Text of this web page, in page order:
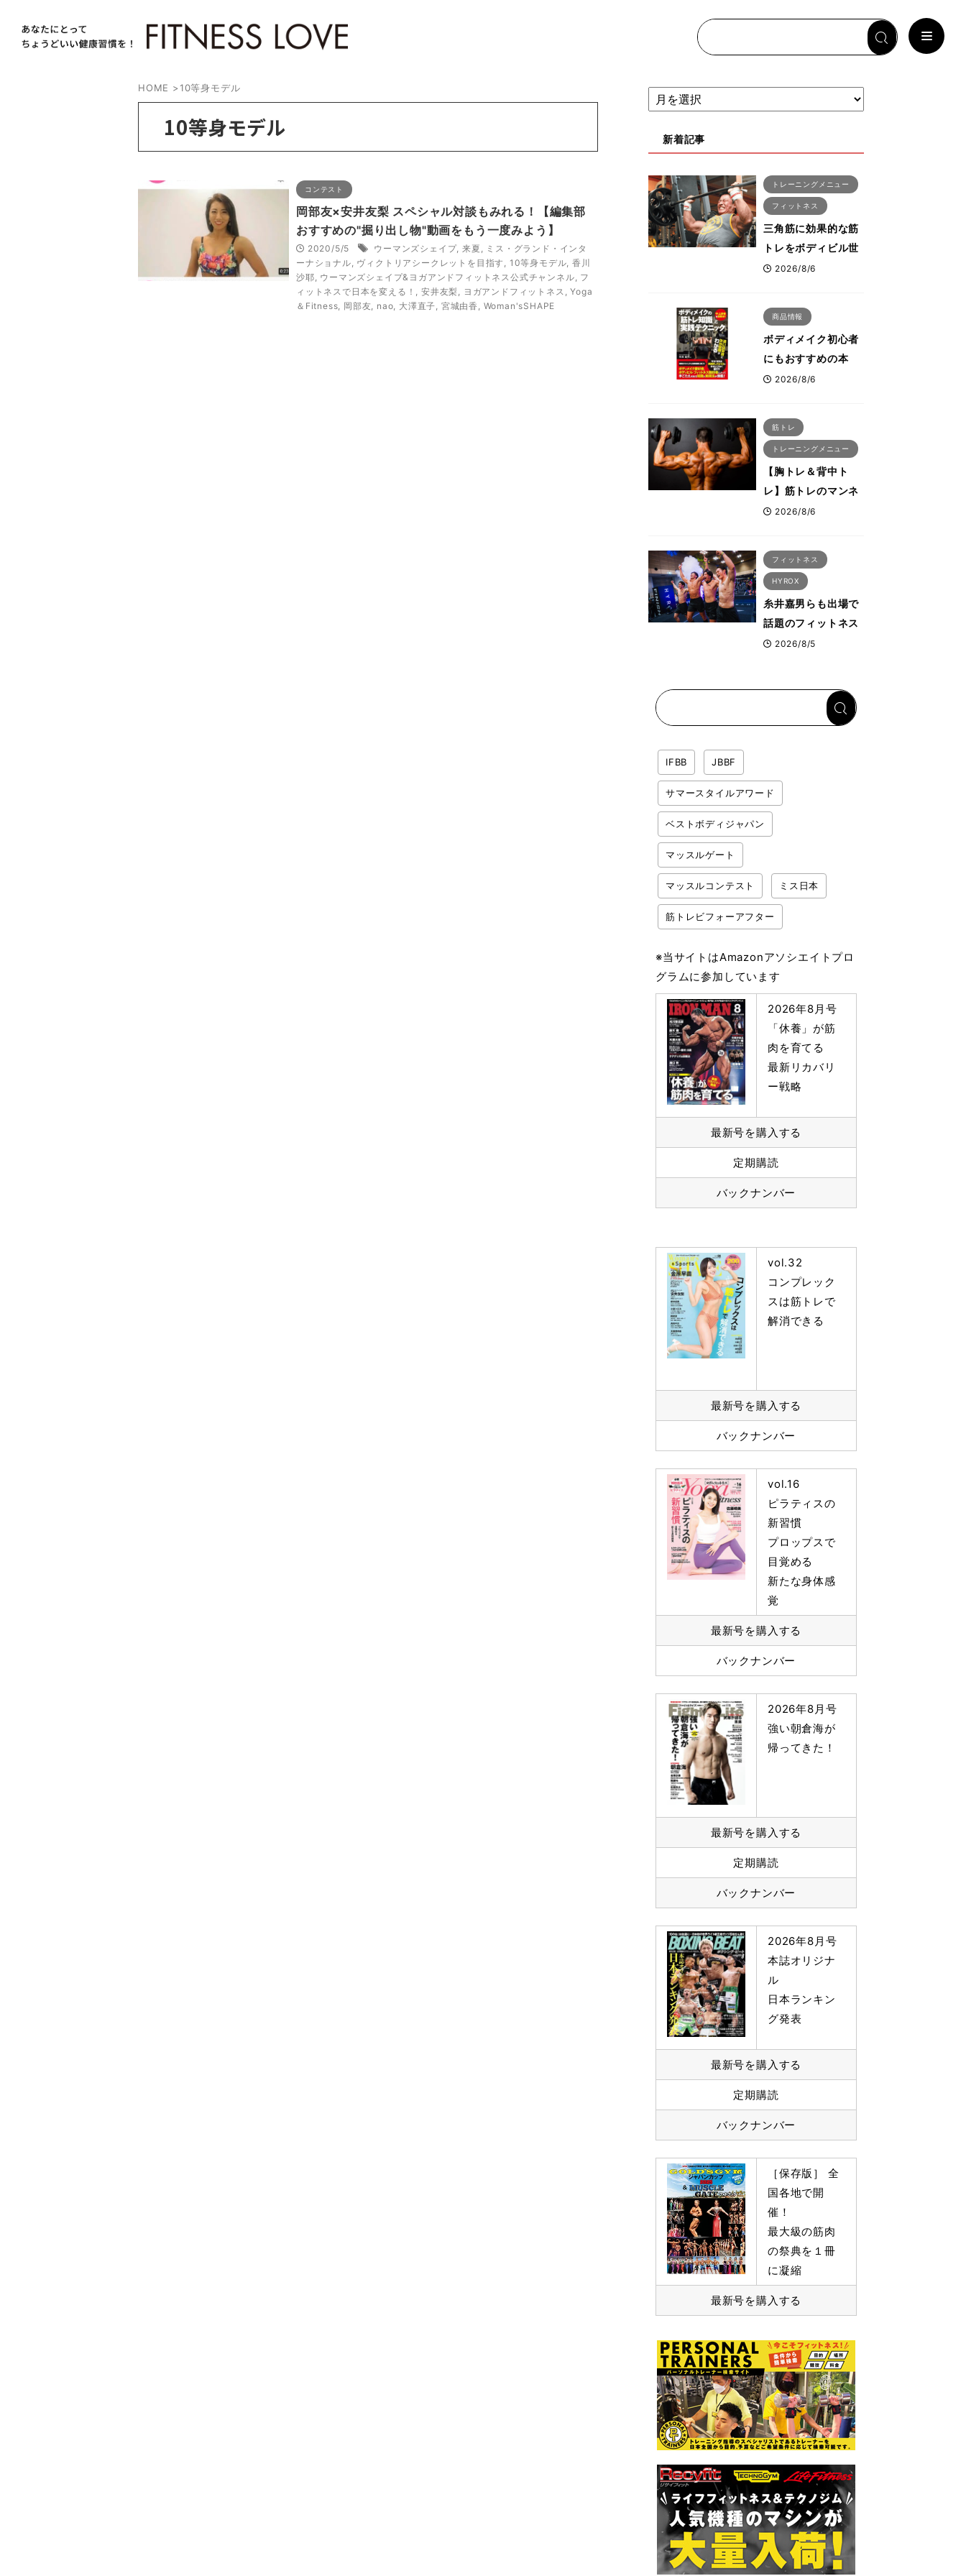
HOME >10等身モデル
10等身モデル
コンテスト
岡部友×安井友梨 スペシャル対談もみれる！【編集部
おすすめの"掘り出し物"動画をもう一度みよう】
2020/5/5 ウーマンズシェイプ,来夏 , ミス・グランド・インタ
ーナショナル, ヴィクトリアシークレットを目指す , 10等身モデル,香川
沙耶, ウーマンズシェイプ&ヨガアンドフィットネス公式チャンネル, フ
ィットネスで日本を変える！ ,安井友梨 , ヨガアンドフィットネス ,Yoga
＆Fitness, 岡部友, nao, 大澤直子, 宮城由香 , Woman'sSHAPE
新着記事
トレーニングメニュー
フィットネス
三角筋に効果的な筋
トレをボディビル世
界王者鈴木雅選手が
きくならない肩の鍛
え方」前編
2026/8/6
商品情報
ボディメイク初心者
にもおすすめの本
『ボディメイクの筋
ニック』
2026/8/6
筋トレ
トレーニングメニュー
【胸トレ＆背中ト
レ】筋トレのマンネ
リ化を感じた時にこ
メニュー「拮抗筋ス
ーパーセット法」
2026/8/6
フィットネス
HYROX
糸井嘉男らも出場で
話題のフィットネス
レースHYROX（ハ
開幕 約1万2,000
2026/8/5
IFBB JBBF
サマースタイルアワード
ベストボディジャパン
マッスルゲート
マッスルコンテスト ミス日本
筋トレビフォーアフター
※当サイトはAmazonアソシエイトプロ
グラムに参加しています
2026年8月号
「休養」が筋
肉を育てる
最新リカバリ
ー戦略
最新号を購入する
定期購読
バックナンバー
vol.32
コンプレック
スは筋トレで
解消できる
最新号を購入する
バックナンバー
vol.16
ピラティスの
新習慣
プロップスで
目覚める
新たな身体感
覚
最新号を購入する
バックナンバー
2026年8月号
強い朝倉海が
帰ってきた！
最新号を購入する
定期購読
バックナンバー
2026年8月号
本誌オリジナ
ル
日本ランキン
グ発表
最新号を購入する
定期購読
バックナンバー
［保存版］ 全
国各地で開
催！
最大級の筋肉
の祭典を１冊
に凝縮
最新号を購入する